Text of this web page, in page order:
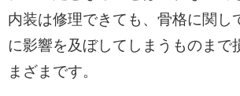
内装は修理できても、骨格に関し
に影響を及ぼしてしまうものまで
まざまです。